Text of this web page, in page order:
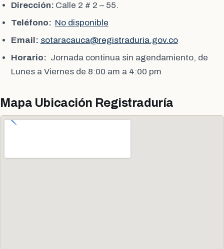
Dirección: Calle 2 # 2 – 55.
Teléfono: No disponible
Email: sotaracauca@registraduria.gov.co
Horario: Jornada continua sin agendamiento, de
Lunes a Viernes de 8:00 am a 4:00 pm
Mapa Ubicación Registraduría